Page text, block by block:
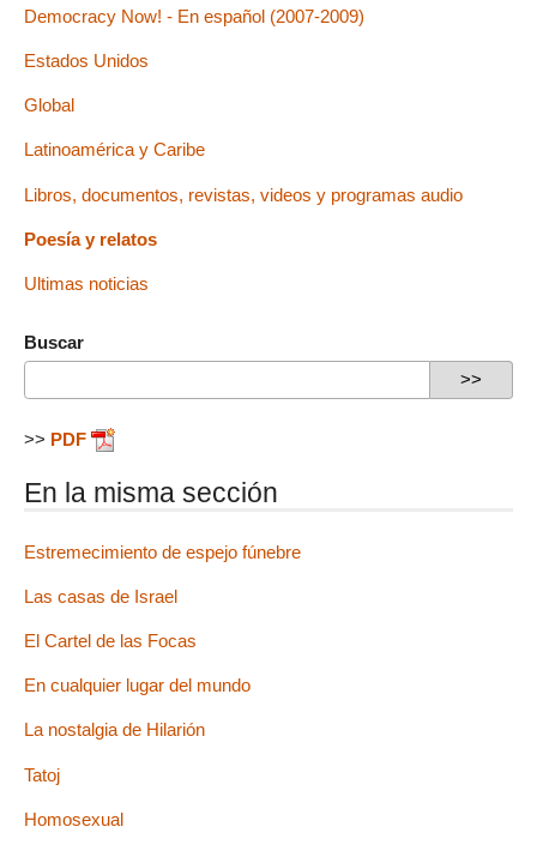
Democracy Now! - En español (2007-2009)
Estados Unidos
Global
Latinoamérica y Caribe
Libros, documentos, revistas, videos y programas audio
Poesía y relatos
Ultimas noticias
Buscar
>> PDF
En la misma sección
Estremecimiento de espejo fúnebre
Las casas de Israel
El Cartel de las Focas
En cualquier lugar del mundo
La nostalgia de Hilarión
Tatoj
Homosexual